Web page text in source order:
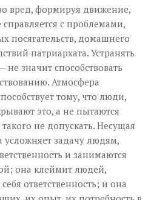
вред, формируя движение,
с проблемами,
посягательств, домашнего
патриархата. Устранять
значит способствовать
Атмосфера
тому, что люди,
это, а не пытаются
не допускать. Несущая
задачу людям,
и занимаются
она клеймит людей,
ответственность; и она